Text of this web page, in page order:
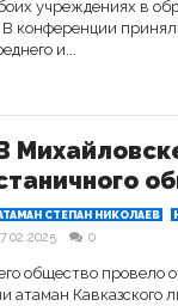
учреждениях в
В конференции
и...
СТЕПАН НИКОЛАЕВ
0
общество провело
атаман Кавказского